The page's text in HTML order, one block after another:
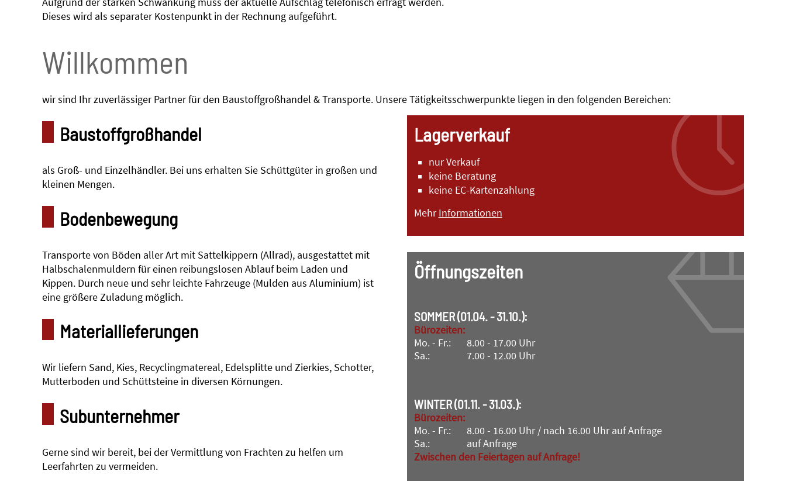
Dieses wird als separater Kostenpunkt in der Rechnung aufgeführt.
Willkommen
wir sind Ihr zuverlässiger Partner für den Baustoffgroßhandel & Transporte. Unsere Tätigkeitsschwerpunkte liegen in den folgenden Bereichen:
Baustoffgroßhandel
als Groß- und Einzelhändler. Bei uns erhalten Sie Schüttgüter in großen und
kleinen Mengen.
Bodenbewegung
Transporte von Böden aller Art mit Sattelkippern (Allrad), ausgestattet mit
Halbschalenmuldern für einen reibungslosen Ablauf beim Laden und
Kippen. Durch neue und sehr leichte Fahrzeuge (Mulden aus Aluminium) ist
eine größere Zuladung möglich.
Materiallieferungen
Wir liefern Sand, Kies, Recyclingmatereal, Edelsplitte und Zierkies, Schotter,
Mutterboden und Schüttsteine in diversen Körnungen.
Subunternehmer
Gerne sind wir bereit, bei der Vermittlung von Frachten zu helfen um
Leerfahrten zu vermeiden.
Lagerverkauf
nur Verkauf
keine Beratung
keine EC-Kartenzahlung
MehrInformationen
Öffnungszeiten
SOMMER (01.04. - 31.10.):
Bürozeiten:
Mo. - Fr.:
8.00 - 17.00 Uhr
Sa.:
7.00 - 12.00 Uhr
WINTER (01.11. - 31.03.):
Bürozeiten:
Mo. - Fr.:
8.00 - 16.00 Uhr / nach 16.00 Uhr auf Anfrage
Sa.:
auf Anfrage
Zwischen den Feiertagen auf Anfrage!